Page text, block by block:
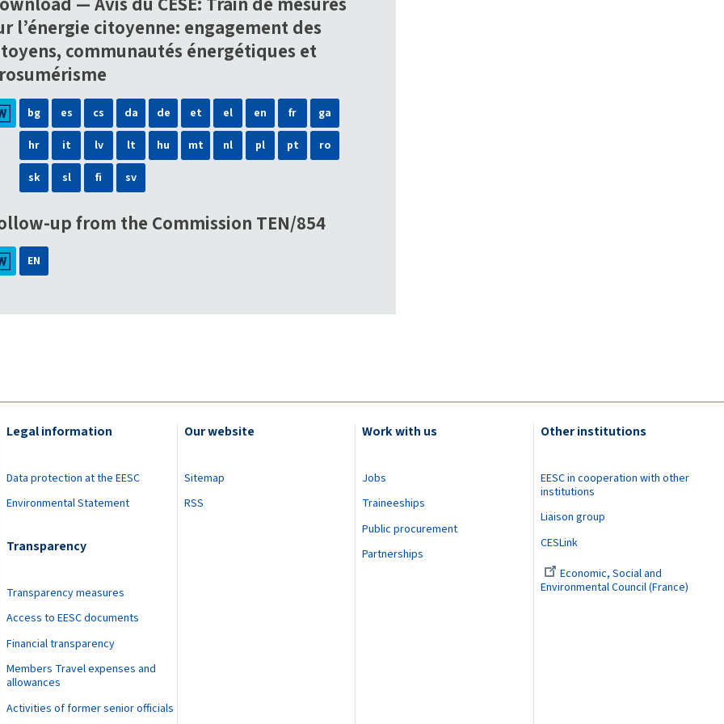
l’énergie citoyenne: engagement des
communautés énergétiques et
bg es cs da de et el en fr
ga
hr
it lv lt hu mt nl pl pt
ro
sk
sl fi sv
up from the Commission TEN/854
EN
Legal information
Data protection at the EESC
Environmental Statement
Transparency
Transparency measures
Access to EESC documents
Financial transparency
Members Travel expenses and
allowances
Activities of former senior officials
Our website
Sitemap
RSS
Work with us
Jobs
Traineeships
Public procurement
Partnerships
Other institutions
EESC in cooperation with other
institutions
Liaison group
CESLink
Economic, Social and
Environmental Council (France)